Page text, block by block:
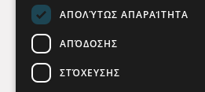
Social Media
ΑΠΟΛΎΤΩΣ ΑΠΑΡΑΊΤΗΤΑ
ΑΠΌΔΟΣΗΣ
ΣΤΌΧΕΥΣΗΣ